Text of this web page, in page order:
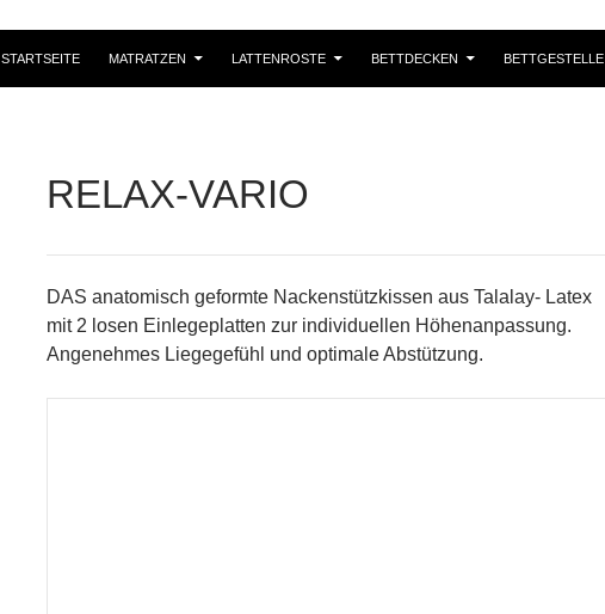
STARTSEITE MATRATZEN LATTENROSTE BETTDECKEN BETTGESTELLE
RELAX-VARIO
DAS anatomisch geformte Nackenstützkissen aus Talalay- Latex
mit 2 losen Einlegeplatten zur individuellen Höhenanpassung.
Angenehmes Liegegefühl und optimale Abstützung.